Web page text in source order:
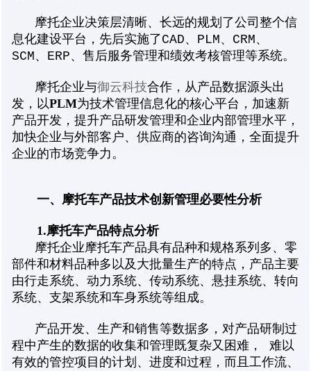
摩托企业决策层清晰、长远的规划了公司整个信
息化建设平台，先后实施了CAD、PLM、CRM、
SCM、ERP、售后服务管理和绩效考核管理等系统。
摩托企业与御云科技合作，从产品数据源头出
发，以PLM为技术管理信息化的核心平台，加速新
产品开发，提升产品研发管理和企业内部管理水平，
加快企业与外部客户、供应商的咨询沟通，全面提升
企业的市场竞争力。
一、摩托车产品技术创新管理必要性分析
1.摩托车产品特点分析
摩托企业摩托车产品具有品种和规格系列多、零
部件和材料品种多以及大批量生产的特点，产品主要
由行走系统、动力系统、传动系统、悬挂系统、转向
系统、支架系统和车身系统等组成。
产品开发、生产和销售等数据多，对产品研制过
程中产生的数据的收集和管理既复杂又困难， 难以
有效的管控项目的计划、进度和过程，而且工作流、